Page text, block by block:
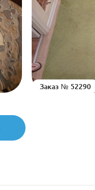
Заказ № 52290